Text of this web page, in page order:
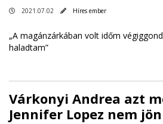
2021.07.02 Híres ember
„A magánzárkában volt időm
haladtam”
Várkonyi Andrea azt
Jennifer Lopez nem